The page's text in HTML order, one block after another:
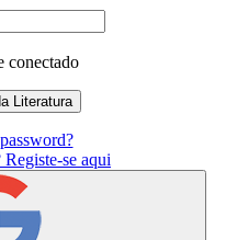
conectado
se aqui